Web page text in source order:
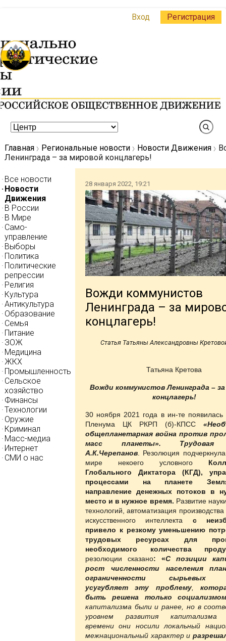
Вход Регистрация
Главная Региональные новости Новости Движения
Ленинграда – за мировой концлагерь!
Все новости
Новости
Движения
В России
В Мире
Само-
управление
Выборы
Политика
Политические
репрессии
Религия
Культура
Антикультура
Образование
Семья
Питание
ЗОЖ
Медицина
ЖКХ
Промышленность
Сельское
хозяйство
Финансы
Технологии
Оружие
Криминал
Масс-медиа
Интернет
СМИ о нас
28 января 2022, 19:21
Вожди коммунистов
Ленинграда – за
концлагерь!
Статья Татьяны Александровны
Татьяна Кретова
Вожди коммунистов Ленинграда –
концлагерь!
30 ноября 2021 года в ин-те появилась
Пленума ЦК РКРП (б)-КПСС
общепланетарная война против
масс планеты». Трудовая
А.К.Черепанов . Резолюция
мире некоего условного
Глобального Диктатора
(КГД),
процессами на планете
направление денежных потоков в
место и в нужное время. Развитие
технологий, автоматизация
искусственного интеллекта с
привело к резкому уменьшению
трудовых ресурсах для
необходимого количества
резолюции сказано: «С позиции
рост численности населения
ограниченности сырьевых
усугубляет эту проблему,
быть решена только
капитализма были и ранее, но в
уровнем развития капитализма
времени они носили локальный
межнациональный характер и